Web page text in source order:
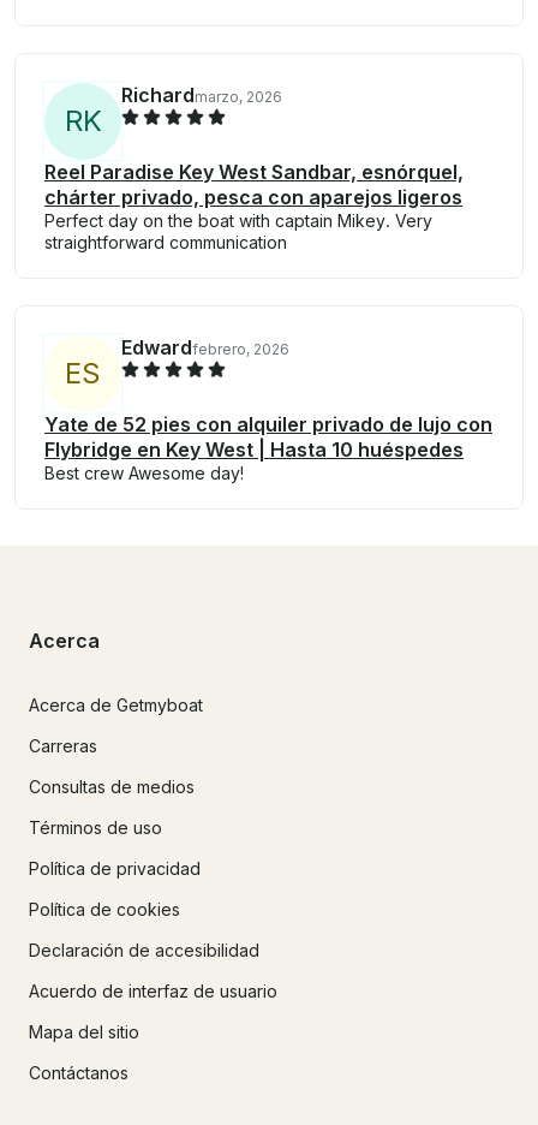
RK
Richardmarzo, 2026
Reel Paradise Key West Sandbar, esnórquel,
chárter privado, pesca con aparejos ligeros
Perfect day on the boat with captain Mikey. Very
straightforward communication
ES
Edwardfebrero, 2026
Yate de 52 pies con alquiler privado de lujo con
Flybridge en Key West | Hasta 10 huéspedes
Best crew Awesome day!
Acerca
Acerca de Getmyboat
Carreras
Consultas de medios
Términos de uso
Política de privacidad
Política de cookies
Declaración de accesibilidad
Acuerdo de interfaz de usuario
Mapa del sitio
Contáctanos